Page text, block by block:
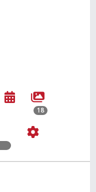
18